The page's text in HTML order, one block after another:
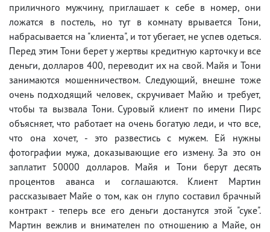
приличного мужчину, приглашает к себе в номер, они
ложатся в постель, но тут в комнату врывается Тони,
набрасывается на "клиента", и тот убегает, не успев одеться.
Перед этим Тони берет у жертвы кредитную карточку и все
деньги, долларов 400, переводит их на свой. Майя и Тони
занимаются мошенничеством. Следующий, внешне тоже
очень подходящий человек, скручивает Майю и требует,
чтобы та вызвала Тони. Суровый клиент по имени Пирс
объясняет, что работает на очень богатую леди, и что все,
что она хочет, - это развестись с мужем. Ей нужны
фотографии мужа, доказывающие его измену. За это он
заплатит 50000 долларов. Майя и Тони берут десять
процентов аванса и соглашаются. Клиент Мартин
рассказывает Майе о том, как он глупо составил брачный
контракт - теперь все его деньги достанутся этой "суке".
Мартин вежлив и внимателен по отношению а Майе, он